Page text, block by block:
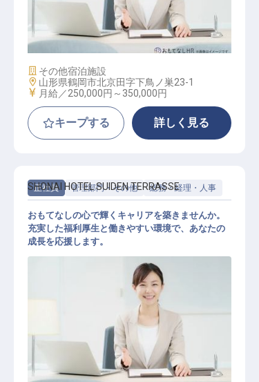
マーケティングコミュニケーション
施設業態
その他宿泊施設
勤務地
山形県鶴岡市北京田字下鳥ノ巣23-1
給与
月給／250,000円～ 350,000円
キープする 詳しく見る
正社員 管理部門・その他 総務・経理・人事
経理 / 総務 / 労務
SHONAI HOTEL SUIDEN TERRASSE
おもてなしの心で輝くキャリアを築きませんか。
充実した福利厚生と働きやすい環境で、あなたの
成長を応援します。